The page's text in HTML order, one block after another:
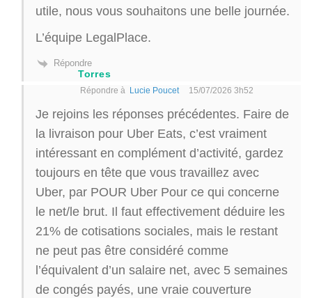
utile, nous vous souhaitons une belle journée.
L’équipe LegalPlace.
Répondre
Torres
Répondre à Lucie Poucet 15/07/2026 3h52
Je rejoins les réponses précédentes. Faire de
la livraison pour Uber Eats, c’est vraiment
intéressant en complément d’activité, gardez
toujours en tête que vous travaillez avec
Uber, par POUR Uber Pour ce qui concerne
le net/le brut. Il faut effectivement déduire les
21% de cotisations sociales, mais le restant
ne peut pas être considéré comme
l’équivalent d’un salaire net, avec 5 semaines
de congés payés, une vraie couverture